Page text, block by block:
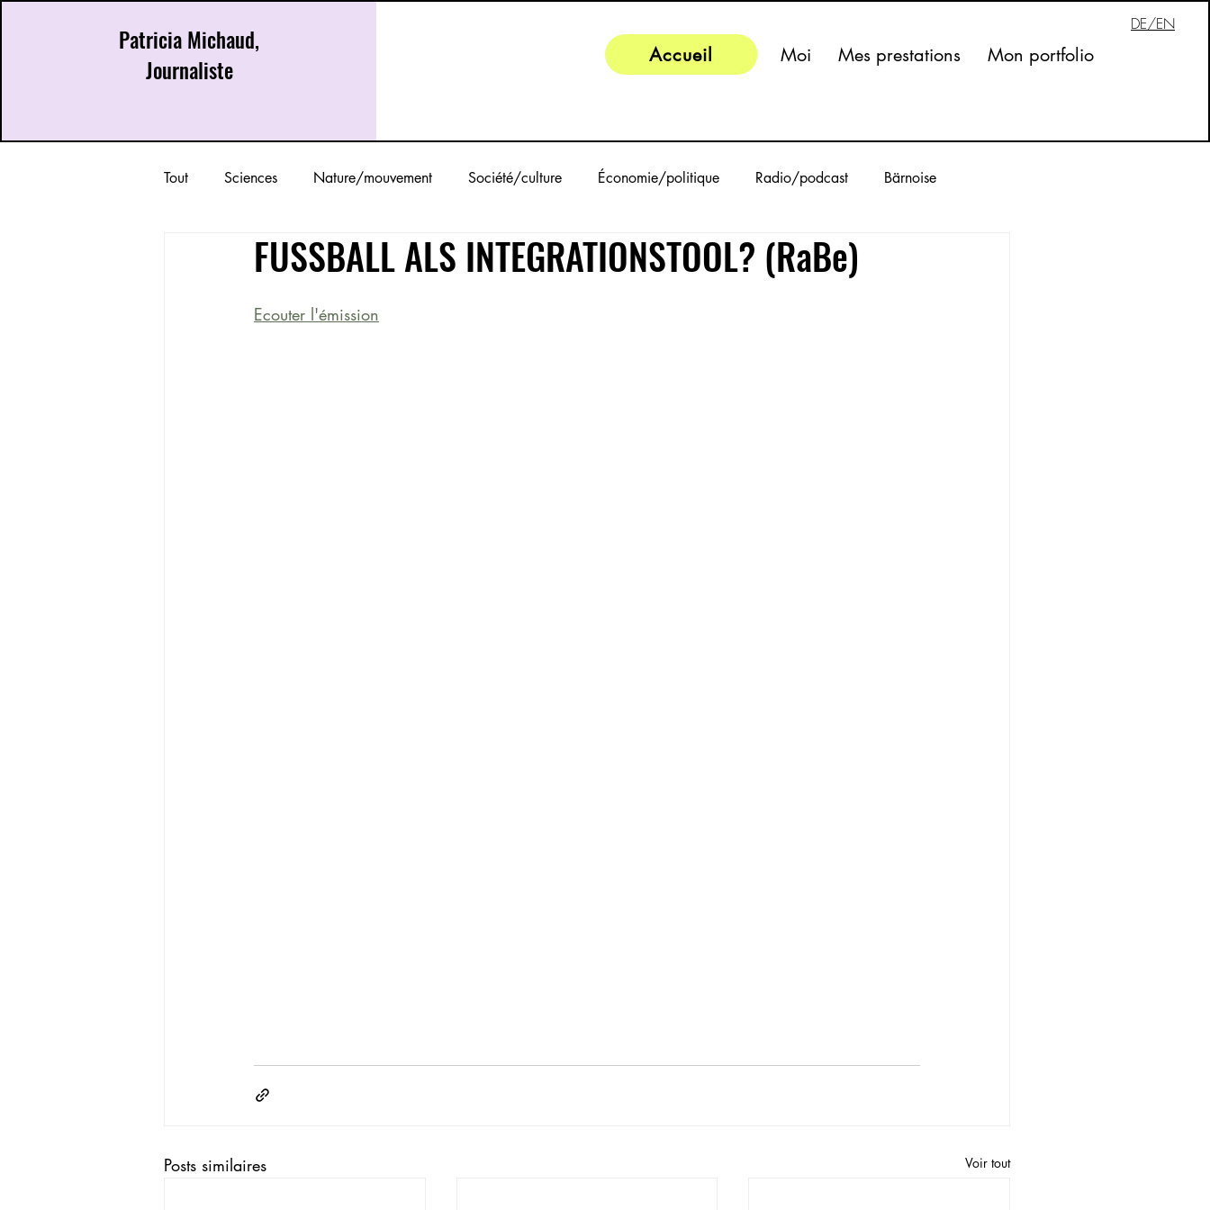
Patricia Michaud,
Journaliste
Accueil Moi Mes prestations Mon portfolio
DE/EN
Tout Sciences Nature/mouvement Société/culture Économie/politique Radio/podcast Bärnoise
FUSSBALL ALS INTEGRATIONSTOOL? (RaBe)
Ecouter l'émission
Posts similaires Voir tout